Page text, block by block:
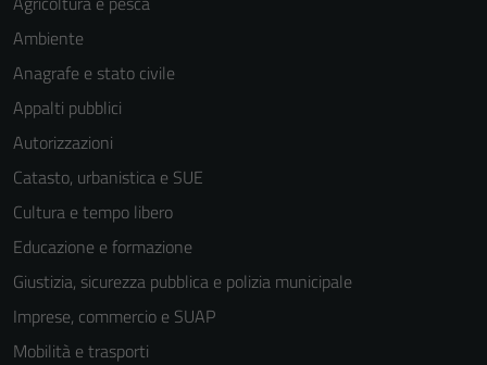
Ambiente
Anagrafe e stato civile
Appalti pubblici
Autorizzazioni
Catasto, urbanistica e SUE
Cultura e tempo libero
Educazione e formazione
Giustizia, sicurezza pubblica e polizia municipale
Imprese, commercio e SUAP
Mobilità e trasporti